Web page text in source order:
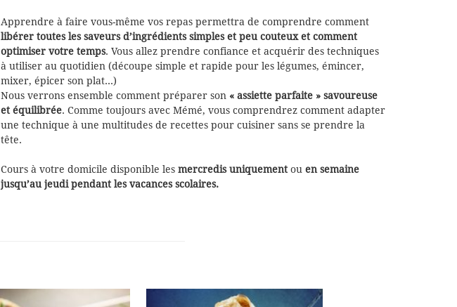
Apprendre à faire vous-même vos repas permettra de comprendre comment
libérer toutes les saveurs d’ingrédients simples et peu couteux et comment
optimiser votre temps. Vous allez prendre confiance et acquérir des techniques
à utiliser au quotidien (découpe simple et rapide pour les légumes, émincer,
mixer, épicer son plat…)
Nous verrons ensemble comment préparer son « assiette parfaite » savoureuse
et équilibrée. Comme toujours avec Mémé, vous comprendrez comment adapter
une technique à une multitudes de recettes pour cuisiner sans se prendre la
tête.
Cours à votre domicile disponible les mercredis uniquementou en semaine
jusqu’au jeudi pendant les vacances scolaires.